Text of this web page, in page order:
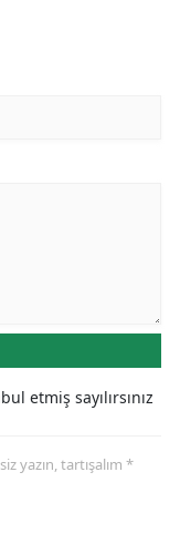
etmiş sayılırsınız
yazın, tartışalım *